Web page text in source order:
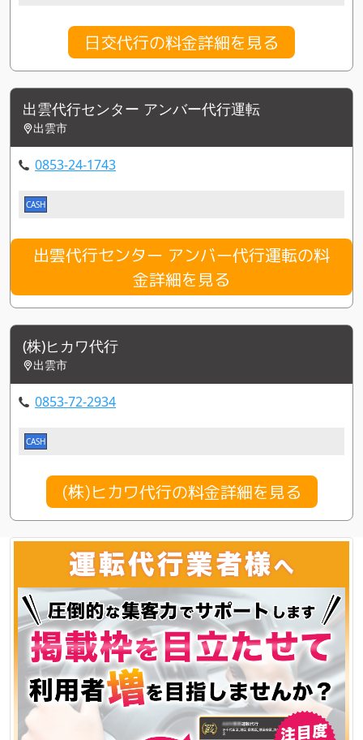
日交代行の料金詳細を見る
出雲代行センター アンバー代行運転
出雲市
0853-24-1743
CASH
出雲代行センター アンバー代行運転の料
金詳細を見る
(株)ヒカワ代行
出雲市
0853-72-2934
CASH
(株)ヒカワ代行の料金詳細を見る